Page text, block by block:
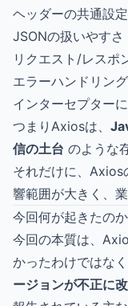
ヘッダーの共通設定
JSONの扱いやすさ
リクエスト/レスポ
エラーハンドリン
インターセプター
つまりAxiosは、
信の土台 のような
それだけに、Axios
響範囲が大きく、
今回何が起きたのか
今回の本質は、
かったわけではなく
ージョンが不正に